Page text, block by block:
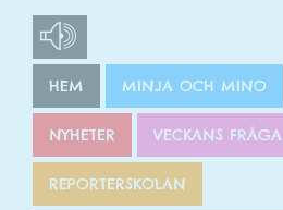
HEM MINJA OCH MINO
NYHETER VECKANS FRÅGA
REPORTERSKOLAN